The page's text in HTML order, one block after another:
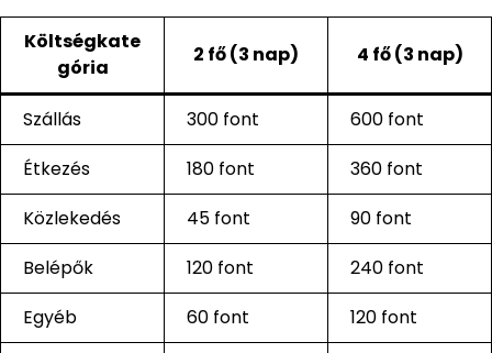
Költségkate
gória
2 fő (3 nap) 4 fő (3 nap)
Szállás 300 font
600 font
Étkezés
180 font
360 font
Közlekedés
45 font
90 font
Belépők
120 font
240 font
Egyéb
60 font
120 font